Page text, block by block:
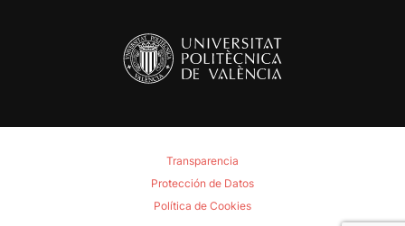
Transparencia
Protección de Datos
Política de Cookies